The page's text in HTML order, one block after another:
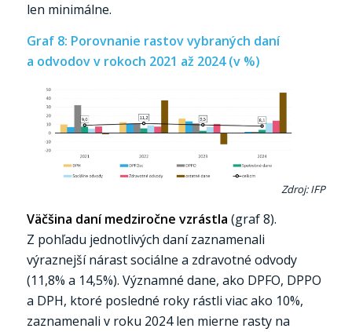
len minimálne.
Graf 8: Porovnanie rastov vybraných daní
a odvodov v rokoch 2021 až 2024 (v %)
Zdroj: IFP
Väčšina daní medziročne vzrástla (graf 8).
Z pohľadu jednotlivých daní zaznamenali
výraznejší nárast sociálne a zdravotné odvody
(11,8% a 14,5%). Významné dane, ako DPFO, DPPO
a DPH, ktoré posledné roky rástli viac ako 10%,
zaznamenali v roku 2024 len mierne rasty na